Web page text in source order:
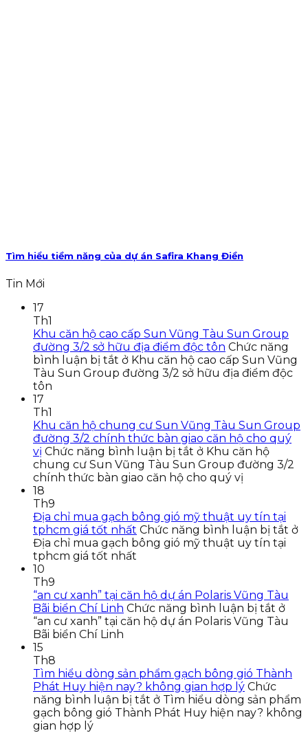
Tìm hiểu tiềm năng của dự án Safira Khang Điền
Tin Mới
17
Th1
Khu căn hộ cao cấp Sun Vũng Tàu Sun Group
đường 3/2 sở hữu địa điểm độc tôn Chức năng
bình luận bị tắt ở Khu căn hộ cao cấp Sun Vũng
Tàu Sun Group đường 3/2 sở hữu địa điểm độc
tôn
17
Th1
Khu căn hộ chung cư Sun Vũng Tàu Sun Group
đường 3/2 chính thức bàn giao căn hộ cho quý
vị Chức năng bình luận bị tắt ở Khu căn hộ
chung cư Sun Vũng Tàu Sun Group đường 3/2
chính thức bàn giao căn hộ cho quý vị
18
Th9
Địa chỉ mua gạch bông gió mỹ thuật uy tín tại
tphcm giá tốt nhất Chức năng bình luận bị tắt ở
Địa chỉ mua gạch bông gió mỹ thuật uy tín tại
tphcm giá tốt nhất
10
Th9
“an cư xanh” tại căn hộ dự án Polaris Vũng Tàu
Bãi biển Chí Linh Chức năng bình luận bị tắt ở
“an cư xanh” tại căn hộ dự án Polaris Vũng Tàu
Bãi biển Chí Linh
15
Th8
Tìm hiểu dòng sản phẩm gạch bông gió Thành
Phát Huy hiện nay? không gian hợp lý Chức
năng bình luận bị tắt ở Tìm hiểu dòng sản phẩm
gạch bông gió Thành Phát Huy hiện nay? không
gian hợp lý